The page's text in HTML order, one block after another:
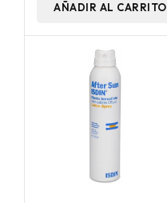
AÑADIR AL CARRITO